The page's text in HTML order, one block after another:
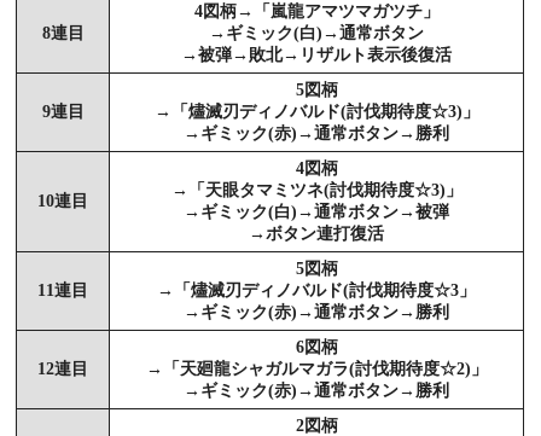
8連目
4図柄→「嵐龍アマツマガツチ」
→ギミック(白)→通常ボタン
→被弾→敗北→リザルト表示後復活
9連目
5図柄
→「燼滅刃ディノバルド(討伐期待度☆3)」
→ギミック(赤)→通常ボタン→勝利
10連目
4図柄
→「天眼タマミツネ(討伐期待度☆3)」
→ギミック(白)→通常ボタン→被弾
→ボタン連打復活
11連目
5図柄
→「燼滅刃ディノバルド(討伐期待度☆3」
→ギミック(赤)→通常ボタン→勝利
12連目
6図柄
→「天廻龍シャガルマガラ(討伐期待度☆2)」
→ギミック(赤)→通常ボタン→勝利
2図柄